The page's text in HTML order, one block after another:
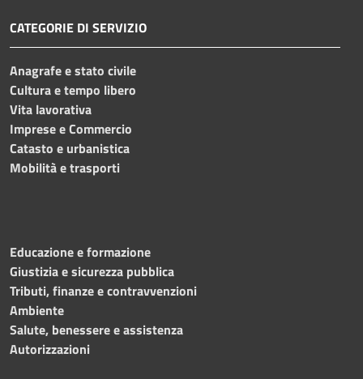
CATEGORIE DI SERVIZIO
Anagrafe e stato civile
Cultura e tempo libero
Vita lavorativa
Imprese e Commercio
Catasto e urbanistica
Mobilità e trasporti
Educazione e formazione
Giustizia e sicurezza pubblica
Tributi, finanze e contravvenzioni
Ambiente
Salute, benessere e assistenza
Autorizzazioni